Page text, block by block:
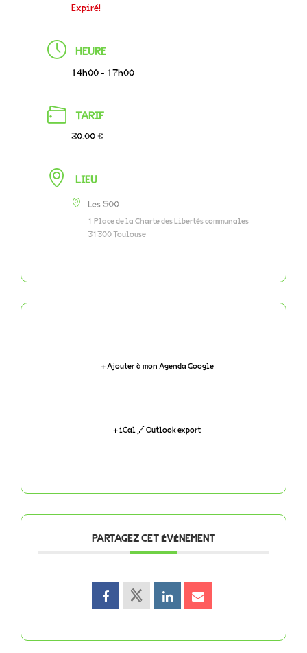
Expiré!
HEURE
14h00 - 17h00
TARIF
30.00 €
LIEU
Les 500
1 Place de la Charte des Libertés communales
31300 Toulouse
+ Ajouter à mon Agenda Google
+ iCal / Outlook export
PARTAGEZ CET ÉVÉNEMENT